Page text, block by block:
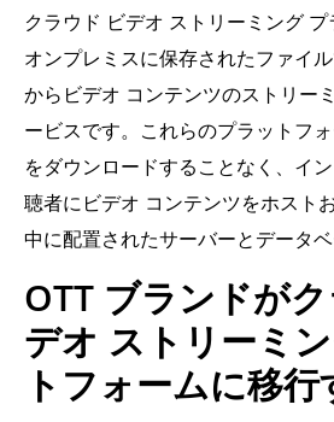
クラウド ビデオ ストリーミング プ
オンプレミスに保存されたファイ
からビデオ コンテンツのストリー
ービスです。これらのプラットフ
をダウンロードすることなく、イ
聴者にビデオ コンテンツをホスト
中に配置されたサーバーとデータベ
OTT ブランドが
デオ ストリーミ
トフォームに移